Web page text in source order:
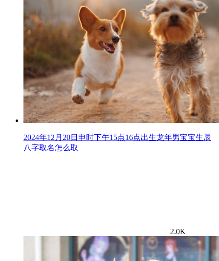
2024年12月20日申时下午15点16点出生龙年男宝宝生辰
八字取名怎么取
2.0K